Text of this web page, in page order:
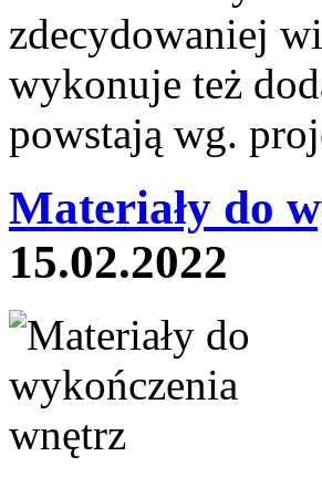
zdecydowaniej
wykonuje też
powstają wg.
Materiały do
15.02.2022